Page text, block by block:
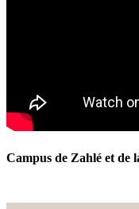
Campus de Zahlé et de